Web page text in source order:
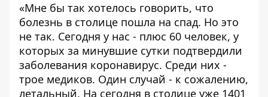
«Мне бы так хотелось говорить, что
болезнь в столице пошла на спад. Но это
не так. Сегодня у нас - плюс 60 человек, у
которых за минувшие сутки подтвердили
заболевания коронавирус. Среди них -
трое медиков. Один случай - к сожалению,
летальный. На сегодня в столице уже 1401